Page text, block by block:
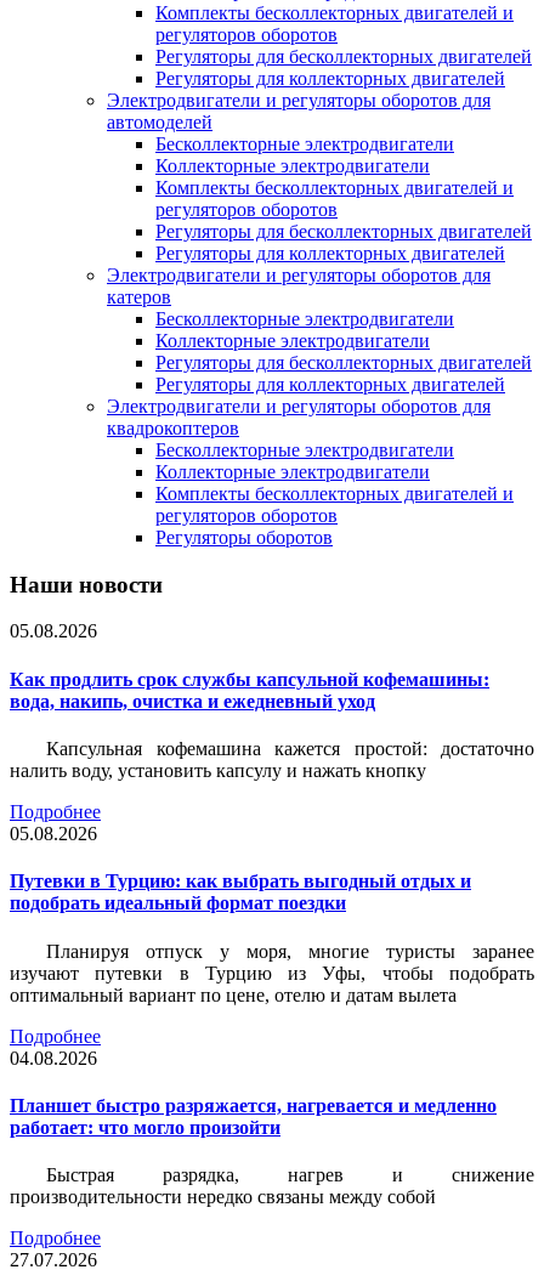
Комплекты бесколлекторных двигателей и
регуляторов оборотов
Регуляторы для бесколлекторных двигателей
Регуляторы для коллекторных двигателей
Электродвигатели и регуляторы оборотов для
автомоделей
Бесколлекторные электродвигатели
Коллекторные электродвигатели
Комплекты бесколлекторных двигателей и
регуляторов оборотов
Регуляторы для бесколлекторных двигателей
Регуляторы для коллекторных двигателей
Электродвигатели и регуляторы оборотов для
катеров
Бесколлекторные электродвигатели
Коллекторные электродвигатели
Регуляторы для бесколлекторных двигателей
Регуляторы для коллекторных двигателей
Электродвигатели и регуляторы оборотов для
квадрокоптеров
Бесколлекторные электродвигатели
Коллекторные электродвигатели
Комплекты бесколлекторных двигателей и
регуляторов оборотов
Регуляторы оборотов
Наши новости
05.08.2026
Как продлить срок службы капсульной кофемашины:
вода, накипь, очистка и ежедневный уход
Капсульная кофемашина кажется простой: достаточно
налить воду, установить капсулу и нажать кнопку
Подробнее
05.08.2026
Путевки в Турцию: как выбрать выгодный отдых и
подобрать идеальный формат поездки
Планируя отпуск у моря, многие туристы заранее
изучают путевки в Турцию из Уфы, чтобы подобрать
оптимальный вариант по цене, отелю и датам вылета
Подробнее
04.08.2026
Планшет быстро разряжается, нагревается и медленно
работает: что могло произойти
Быстрая разрядка, нагрев и снижение
производительности нередко связаны между собой
Подробнее
27.07.2026